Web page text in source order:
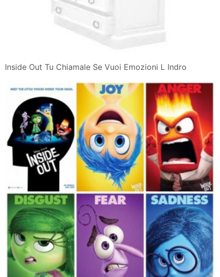
Inside Out Tu Chiamale Se Vuoi Emozioni L Indro